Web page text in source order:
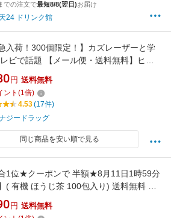
での注文で最短8/8(翌日)お届け
24 ドリンク館
急入荷！300個限定！】カズレーザーと学
ビで話題 【メール便・送料無料】ヒシ
％ ひし茶 2g×30包 (60g) 約30日分 健
監修 ポリフェノール 無添加 ヒシ茶 菱
実茶 ティーパック 健康茶 ひし茶 ひし茶
ノーブレンド!!
円 送料無料
ント (1倍)
4.53(17件)
ジードラッグ
同じ商品を安い順で見る
合1位★クーポンで 半額★8月11日1時59分
( 有機 ほうじ茶 100包入り) 送料無料 わ
園 有機JAS の 桑葉使用 桑茶 桑の葉茶
ティーパック ティーバッグ オーガニッ
円 送料無料